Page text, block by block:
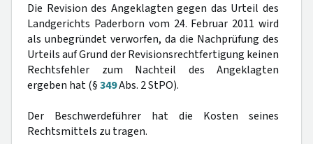
Die Revision des Angeklagten gegen das Urteil des
Landgerichts Paderborn vom 24. Februar 2011 wird
als unbegründet verworfen, da die Nachprüfung des
Urteils auf Grund der Revisionsrechtfertigung keinen
Rechtsfehler zum Nachteil des Angeklagten
ergeben hat (§349Abs. 2 StPO).
Der Beschwerdeführer hat die Kosten seines
Rechtsmittels zu tragen.